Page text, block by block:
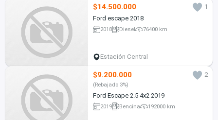
$14.500.000
1
Ford escape 2018
2018 Diesel 76400 km
Estación Central
$9.200.000 2
(Rebajado 3%)
Ford Escape 2.5 4x2 2019
2019 Bencina 192000 km